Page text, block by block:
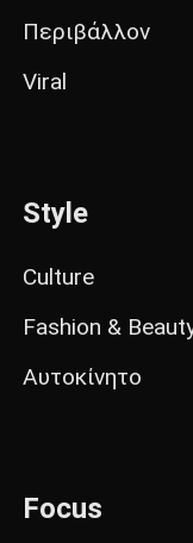
Περιβάλλον
Viral
Style
Culture
Fashion &
Αυτοκίνητο
Focus